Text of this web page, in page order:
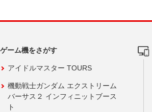
ゲーム機をさがす
アイドルマスター TOURS
機動戦士ガンダム エクストリーム
バーサス２ インフィニットブース
ト